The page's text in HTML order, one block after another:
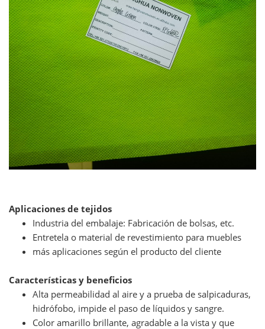
Aplicaciones de tejidos
Industria del embalaje: Fabricación de bolsas, etc.
Entretela o material de revestimiento para muebles
más aplicaciones según el producto del cliente
Características y beneficios
Alta permeabilidad al aire y a prueba de salpicaduras,
hidrófobo, impide el paso de líquidos y sangre.
Color amarillo brillante, agradable a la vista y que